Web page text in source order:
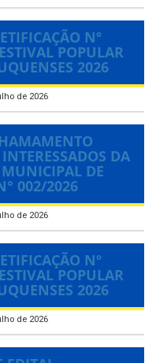
Nº
POPULAR
2026
de 2026
DA
MUNICIPAL DE
002/2026
de 2026
Nº
POPULAR
2026
de 2026